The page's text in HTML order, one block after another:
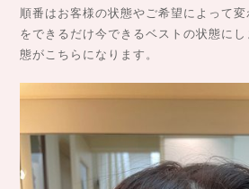
順番はお客様の状態やご希望によって
をできるだけ今できるベストの状態に
態がこちらになります。